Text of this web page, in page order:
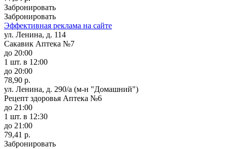
Забронировать
Забронировать
Эффективная реклама на сайте
ул. Ленина, д. 114
Сакавик Аптека №7
до 20:00
1 шт. в 12:00
до 20:00
78,90 р.
ул. Ленина, д. 290/а (м-н "Домашний")
Рецепт здоровья Аптека №6
до 21:00
1 шт. в 12:30
до 21:00
79,41 р.
Забронировать